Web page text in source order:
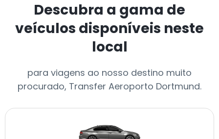
Descubra a gama de
veículos disponíveis neste
local
para viagens ao nosso destino muito
procurado, Transfer Aeroporto Dortmund.